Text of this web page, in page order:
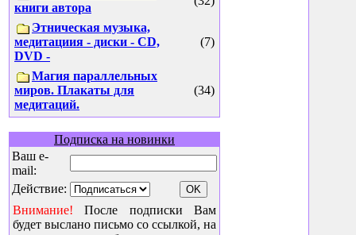
книги автора
Этническая музыка,
медитациия - диски - CD,
DVD -
(7)
Магия параллельных
миров. Плакаты для
медитаций.
(34)
Подписка на новинки
Ваш e-
mail:
Действие:
Внимание! После подписки Вам
будет выслано письмо со ссылкой, на